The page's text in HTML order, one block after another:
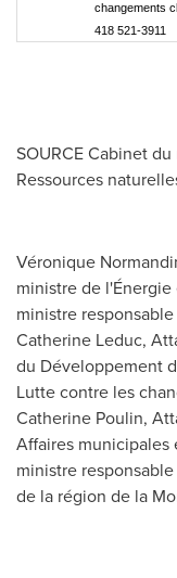
changements
418 521-3911
SOURCE Cabinet
Ressources
Véronique
ministre de
ministre
Catherine Leduc,
du Développement
Lutte contre les
Catherine Poulin,
Affaires
ministre
de la région de la